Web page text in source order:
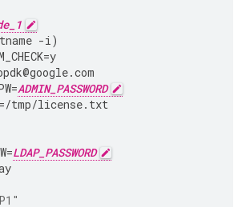
-i)
=y
@google.com
=ADMIN_PASSWORD
=/tmp/license.txt
=LDAP_PASSWORD